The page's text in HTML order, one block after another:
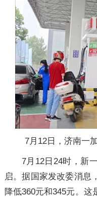
7月12日，济南一
7月12日24时，新
启。据国家发改委消息
降低360元和345元。